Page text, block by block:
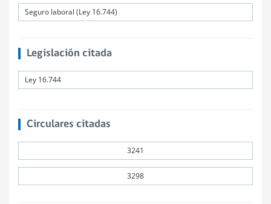
Seguro laboral (Ley 16.744)
Legislación citada
Ley 16.744
Circulares citadas
3241
3298